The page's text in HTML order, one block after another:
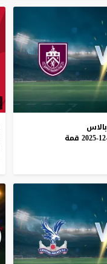
بالاس
قمة